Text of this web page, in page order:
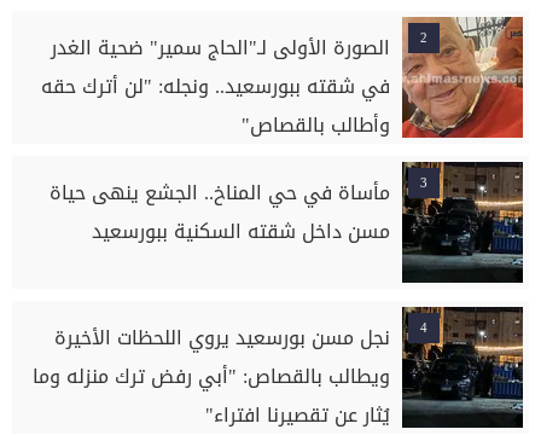
2
الصورة الأولى لـ"الحاج سمير" ضحية الغدر
في شقته ببورسعيد.. ونجله: "لن أترك حقه
وأطالب بالقصاص"
3
مأساة في حي المناخ.. الجشع ينهى حياة
مسن داخل شقته السكنية ببورسعيد
4
نجل مسن بورسعيد يروي اللحظات الأخيرة
ويطالب بالقصاص: "أبي رفض ترك منزله وما
يُثار عن تقصيرنا افتراء"